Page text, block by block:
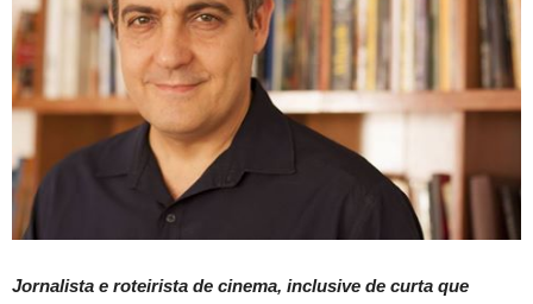
Jornalista e roteirista de cinema, inclusive de curta que